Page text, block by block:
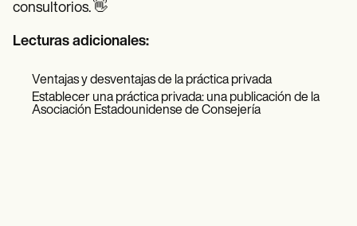
consultorios. 👋
Lecturas adicionales:
Ventajas y desventajas de la práctica privada
Establecer una práctica privada: una publicación de la
Asociación Estadounidense de Consejería